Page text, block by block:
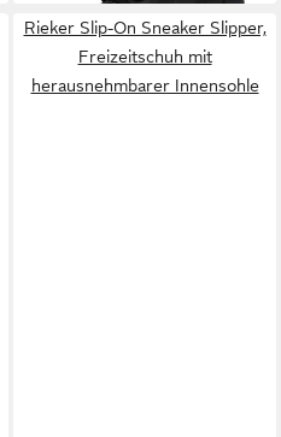
Rieker Slip-On Sneaker Slipper,
Freizeitschuh mit
herausnehmbarer Innensohle